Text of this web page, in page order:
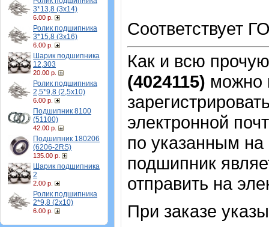
3*13,8 (3х14)
6.00 р.
Ролик подшипника
3*15,8 (3х16)
6.00 р.
Шарик подшипника
12,303
20.00 р.
Ролик подшипника
2,5*9,8 (2,5х10)
6.00 р.
Подшипник 8100
(51100)
42.00 р.
Подшипник 180206
(6206-2RS)
135.00 р.
Шарик подшипника
2
2.00 р.
Ролик подшипника
2*9,8 (2х10)
6.00 р.
Соответствует
Как и всю
(4024115) можно
электронной
по указанным
подшипник
отправить на
При заказе